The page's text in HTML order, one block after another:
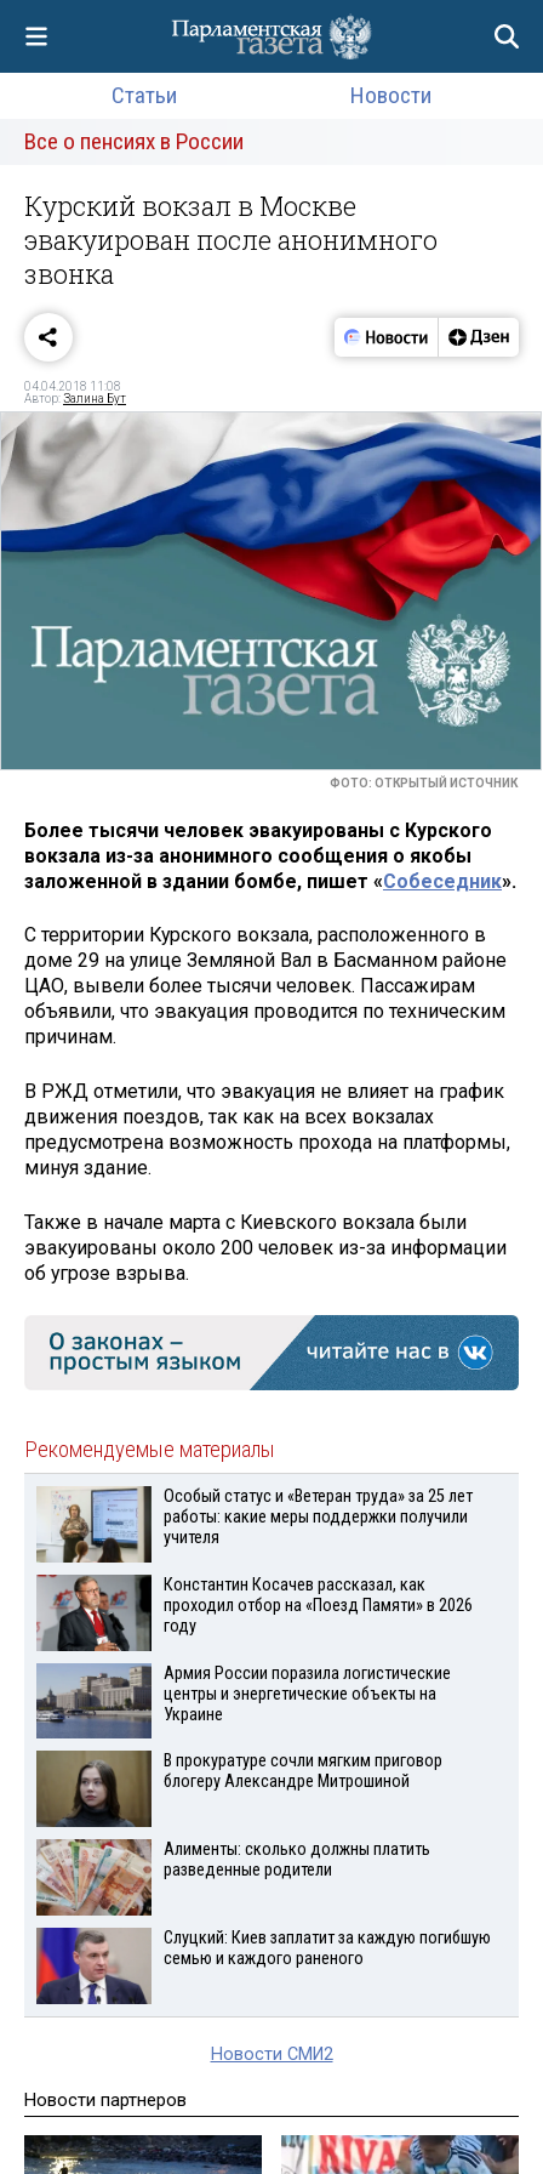
Статьи
Новости
Все о пенсиях в России
Курский вокзал в Москве
эвакуирован после анонимного
звонка
04.04.2018 11:08
Автор:Залина Бут
ФОТО: ОТКРЫТЫЙ ИСТОЧНИК
Более тысячи человек эвакуированы с Курского
вокзала из-за анонимного сообщения о якобы
заложенной в здании бомбе, пишет «Собеседник».
С территории Курского вокзала, расположенного в
доме 29 на улице Земляной Вал в Басманном районе
ЦАО, вывели более тысячи человек. Пассажирам
объявили, что эвакуация проводится по техническим
причинам.
В РЖД отметили, что эвакуация не влияет на график
движения поездов, так как на всех вокзалах
предусмотрена возможность прохода на платформы,
минуя здание.
Также в начале марта с Киевского вокзала были
эвакуированы около 200 человек из-за информации
об угрозе взрыва.
Рекомендуемые материалы
Особый статус и «Ветеран труда» за 25 лет
работы: какие меры поддержки получили
учителя
Константин Косачев рассказал, как
проходил отбор на «Поезд Памяти» в 2026
году
Армия России поразила логистические
центры и энергетические объекты на
Украине
В прокуратуре сочли мягким приговор
блогеру Александре Митрошиной
Алименты: сколько должны платить
разведенные родители
Слуцкий: Киев заплатит за каждую погибшую
семью и каждого раненого
Новости СМИ2
Новости партнеров